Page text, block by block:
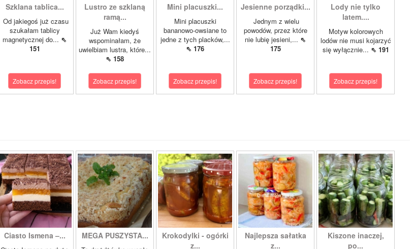
Szklana tablica...
Od jakiegoś już czasu
szukałam tablicy
magnetycznej do... ⇖
151
Zobacz przepis!
Lustro ze szklaną
ramą...
Już Wam kiedyś
wspominałam, że
uwielbiam lustra, które...
⇖ 158
Zobacz przepis!
Mini placuszki...
Mini placuszki
bananowo-owsiane to
jedne z tych placków,...
⇖ 176
Zobacz przepis!
Jesienne porządki...
Jednym z wielu
powodów, przez które
nie lubię jesieni,... ⇖
175
Zobacz przepis!
Lody nie tylko
latem....
Motyw kolorowych
lodów nie musi kojarzyć
się wyłącznie... ⇖ 191
Zobacz przepis!
Ciasto Ismena –... MEGA PUSZYSTA...
Krokodylki - ogórki
z...
Najlepsza sałatka
z...
Kiszone inaczej,
po...